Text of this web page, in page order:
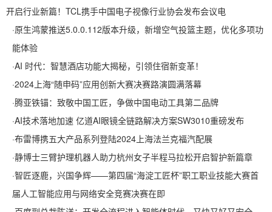
开启行业新篇！TCL携手中国电子视像行业协会发布会议电
·原生鸿蒙推送5.0.0.112版本升级，新增空气投篮主题，优化多项功
能体验
·AI 时代：智慧酒店功能大揭秘，引领住宿新变革！
·2024上海“随申码”应用创新大赛决赛路演圆满落幕
·腾亚铁锚：致敬中国工匠，争做中国电动工具第二品牌
·AI技术落地加速 亿道AI眼镜全链路解决方案SW3010重磅发布
·布雷博携五大产品系列登陆2024上海法兰克福汽配展
·静博士三臂护理机器人助力杭州女子半程马拉松开启智护新篇章
·智匠逐鹿，兴国争辉——第四届“海淀工匠杯”职工职业技能大赛首
届人工智能应用与网络安全竞赛决赛在即